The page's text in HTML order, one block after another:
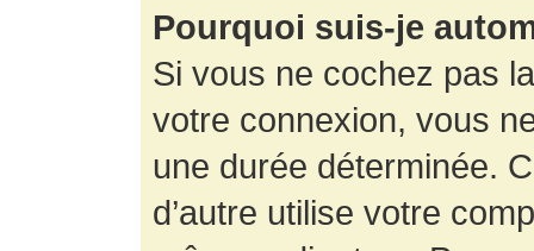
Pourquoi suis-je
Si vous ne cochez pas
votre connexion, vous
une durée déterminée.
d’autre utilise votre